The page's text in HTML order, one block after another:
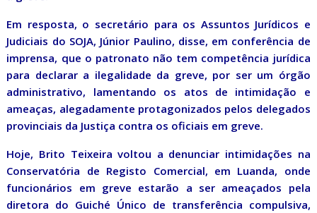
Em resposta, o secretário para os Assuntos Jurídicos e
Judiciais do SOJA, Júnior Paulino, disse, em conferência de
imprensa, que o patronato não tem competência jurídica
para declarar a ilegalidade da greve, por ser um órgão
administrativo, lamentando os atos de intimidação e
ameaças, alegadamente protagonizados pelos delegados
provinciais da Justiça contra os oficiais em greve.
Hoje, Brito Teixeira voltou a denunciar intimidações na
Conservatória de Registo Comercial, em Luanda, onde
funcionários em greve estarão a ser ameaçados pela
diretora do Guiché Único de transferência compulsiva,